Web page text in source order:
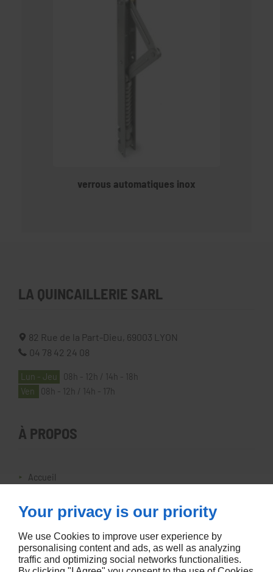
verrous automatiques inox
LA QUINCAILLERIE SARL
82 Rue de la Part-Dieu, 69003
LYON
04 78 42 24 08
Lun - Jeu
08h - 12h / 14h - 18h
Ven
08h - 12h / 14h - 17h
À PROPOS
Accueil
Mentions légales
Plan du site
Your privacy is our priority
We use Cookies to improve user experience by
personalising content and ads, as well as analyzing
traffic and optimizing social networks functionalities.